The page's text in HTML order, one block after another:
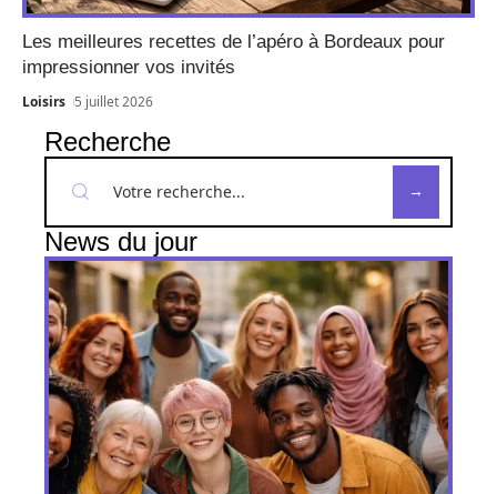
Les meilleures recettes de l’apéro à Bordeaux pour
impressionner vos invités
Loisirs 5 juillet 2026
Recherche
News du jour